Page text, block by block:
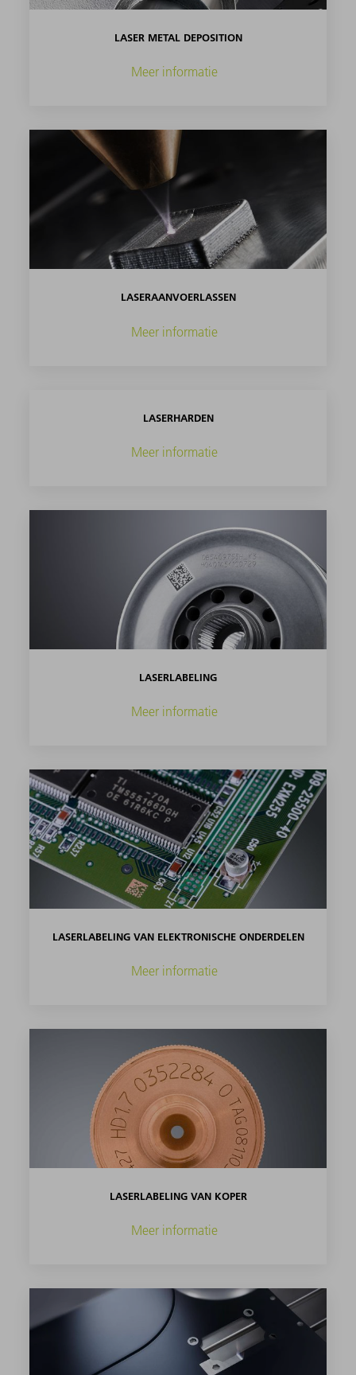
LASER METAL DEPOSITION
Meer informatie
LASERAANVOERLASSEN
Meer informatie
LASERHARDEN
Meer informatie
LASERLABELING
Meer informatie
LASERLABELING VAN ELEKTRONISCHE ONDERDELEN
Meer informatie
LASERLABELING VAN KOPER
Meer informatie